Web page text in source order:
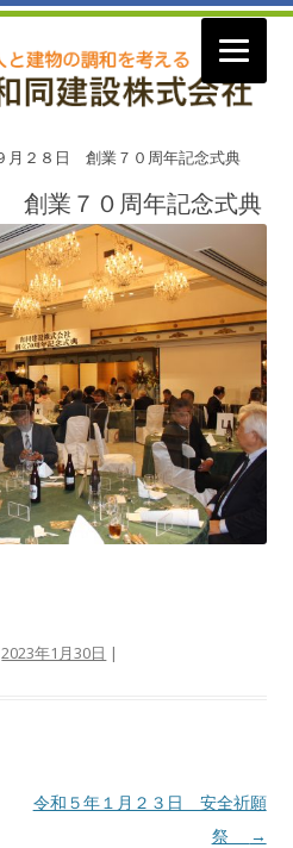
ン
ン
ツ
へ
ス
キ
ッ
プ
月２８日 創業７０周年記念式典
創業７０周年記念式典
2023年1月30日 |
令和５年１月２３日 安全祈願
祭
→